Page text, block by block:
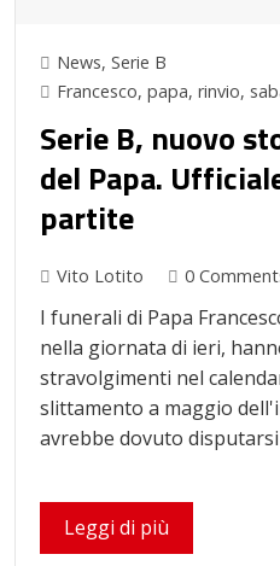
News, Serie B
Francesco, papa, rinvio,
Serie B, nuovo
del Papa.
partite
Vito Lotito 0
I funerali di Papa
nella giornata di ieri,
stravolgimenti nel
slittamento a maggio
avrebbe dovuto
Leggi di più